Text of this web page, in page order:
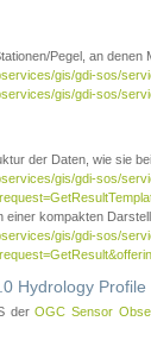
Pegel, an denen
gis/gdi-sos/
gis/gdi-sos/
der Daten, wie sie
gis/gdi-sos/
kompakten
gis/gdi-sos/
Hydrology Profile
derOGC Sensor